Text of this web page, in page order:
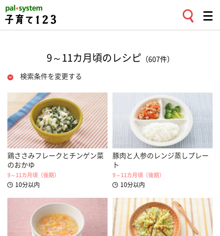
9～11カ月頃のレシピ （607件）
検索条件を変更する
鶏ささみフレークとチンゲン菜
のおかゆ
9～11カ月頃（後期）
10分以内
豚肉と人参のレンジ蒸しプレー
ト
9～11カ月頃（後期）
10分以内